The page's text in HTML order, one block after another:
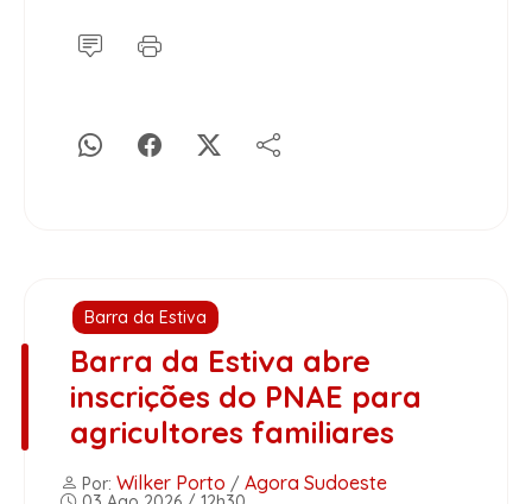
Barra da Estiva
Barra da Estiva abre
inscrições do PNAE para
agricultores familiares
Por: Wilker Porto / Agora Sudoeste